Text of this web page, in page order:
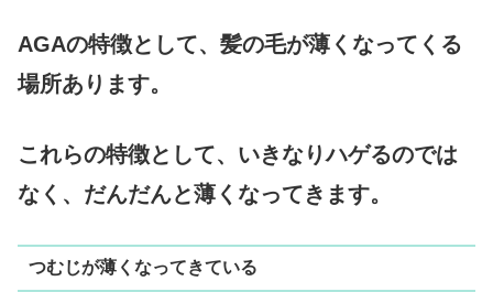
AGAの特徴として、髪の毛が薄くなってくる
場所あります。
これらの特徴として、いきなりハゲるのでは
なく、だんだんと薄くなってきます。
つむじが薄くなってきている